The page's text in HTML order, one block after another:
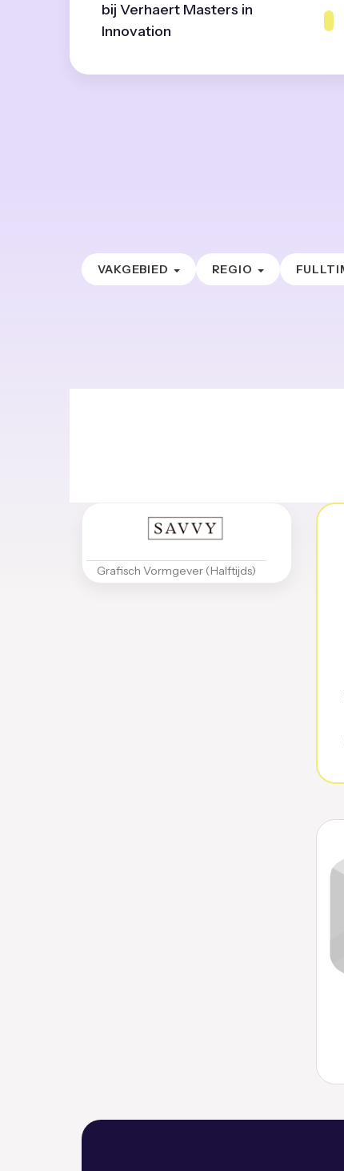
bij Verhaert Masters in
Innovation
VAKGEBIED REGIO
Grafisch Vormgever (Halftijds)